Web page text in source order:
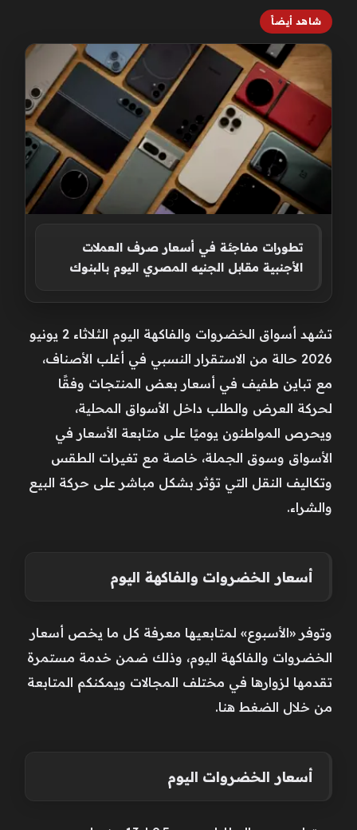
شاهد أيضاً
تطورات مفاجئة في أسعار صرف العملات
الأجنبية مقابل الجنيه المصري اليوم بالبنوك
تشهد أسواق الخضروات والفاكهة اليوم الثلاثاء 2 يونيو
2026 حالة من الاستقرار النسبي في أغلب الأصناف،
مع تباين طفيف في أسعار بعض المنتجات وفقًا
لحركة العرض والطلب داخل الأسواق المحلية،
ويحرص المواطنون يوميًا على متابعة الأسعار في
الأسواق وسوق الجملة، خاصة مع تغيرات الطقس
وتكاليف النقل التي تؤثر بشكل مباشر على حركة البيع
والشراء.
أسعار الخضروات والفاكهة اليوم
وتوفر «الأسبوع» لمتابعيها معرفة كل ما يخص أسعار
الخضروات والفاكهة اليوم، وذلك ضمن خدمة مستمرة
تقدمها لزوارها في مختلف المجالات ويمكنكم المتابعة
من خلال الضغط هنا.
أسعار الخضروات اليوم